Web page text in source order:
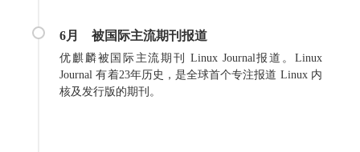
6月 被国际主流期刊报道
优麒麟被国际主流期刊 Linux Journal报道。Linux
Journal 有着23年历史，是全球首个专注报道 Linux 内
核及发行版的期刊。